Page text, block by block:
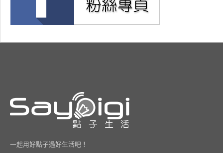
一起用好點子過好生活吧！